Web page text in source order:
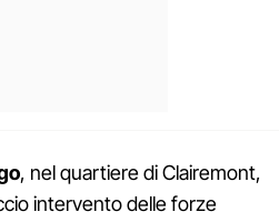
, nel quartiere di Clairemont,
intervento delle forze